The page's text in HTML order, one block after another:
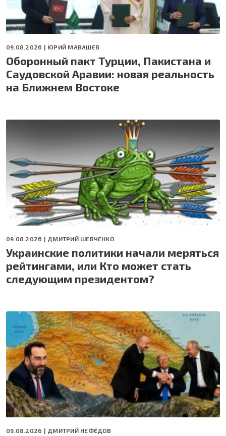
09.08.2026 | ЮРИЙ МАВАШЕВ
Оборонный пакт Турции, Пакистана и
Саудовской Аравии: новая реальность
на Ближнем Востоке
09.08.2026 | ДМИТРИЙ ШЕВЧЕНКО
Украинские политики начали меряться
рейтингами, или Кто может стать
следующим президентом?
09.08.2026 | ДМИТРИЙ НЕФЁДОВ